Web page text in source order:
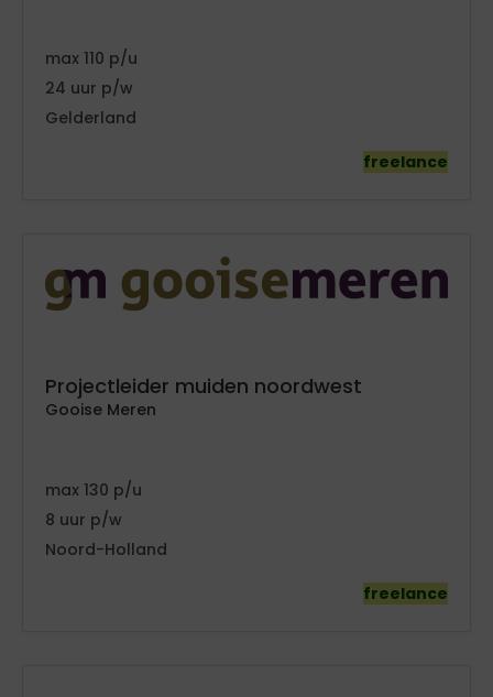
110
24
Gelderland
freelance
Projectleider muiden noordwest
Gooise Meren
130
8
Noord-Holland
freelance